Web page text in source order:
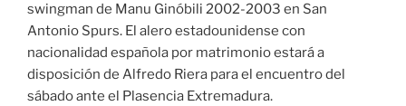
swingman de Manu Ginóbili 2002-2003 en San
Antonio Spurs. El alero estadounidense con
nacionalidad española por matrimonio estará a
disposición de Alfredo Riera para el encuentro del
sábado ante el Plasencia Extremadura.